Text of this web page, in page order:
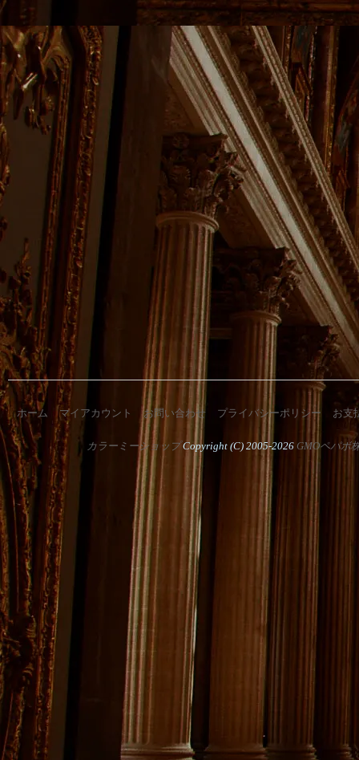
ホーム マイアカウント お問い合わせ プライバシーポリシー お支
カラーミーショップCopyright (C) 2005-2026 GMOペパボ